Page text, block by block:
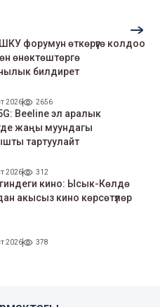
форумун өткөрүүгө колдоо
өнөктөштөргө
билдирет
2026 2656
Beeline эл аралык
жаңы муундагы
тартуулайт
2026 312
кино: Ысык-Көлдө
акысыз кино көрсөтүлөр
2026 378